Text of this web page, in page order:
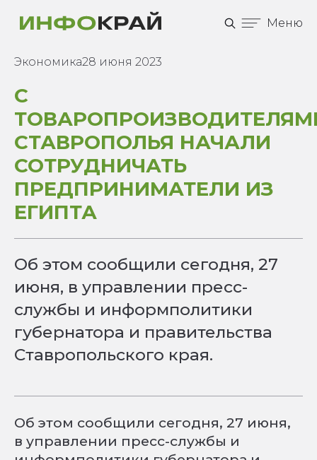
Меню
Экономика28 июня 2023
С
СТАВРОПОЛЬЯ НАЧАЛИ
СОТРУДНИЧАТЬ
ПРЕДПРИНИМАТЕЛИ ИЗ
ЕГИПТА
Об этом сообщили сегодня, 27
июня, в управлении пресс-
службы и информполитики
губернатора и правительства
Ставропольского края.
Об этом сообщили сегодня, 27 июня,
в управлении пресс-службы и